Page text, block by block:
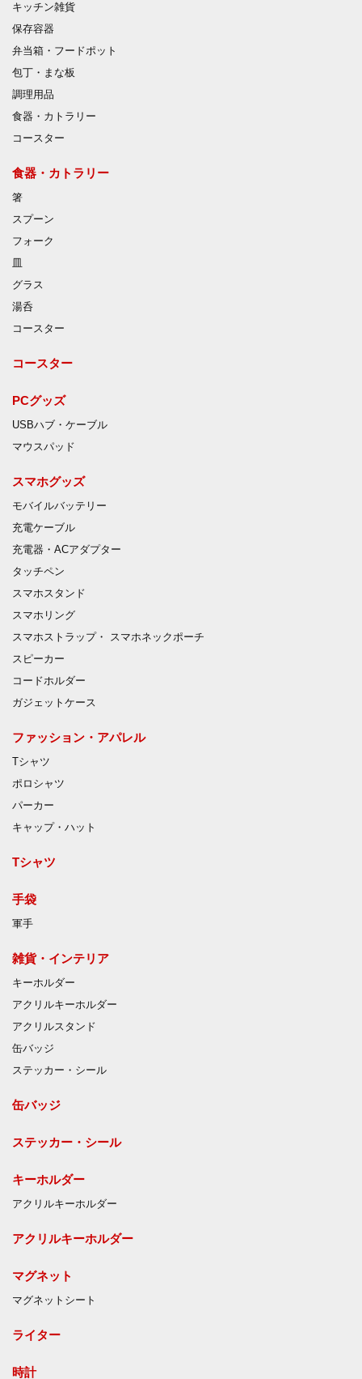
キッチン雑貨
保存容器
弁当箱・フードポット
包丁・まな板
調理用品
食器・カトラリー
コースター
食器・カトラリー
箸
スプーン
フォーク
グラス
湯呑
コースター
コースター
PCグッズ
USBハブ・ケーブル
マウスパッド
スマホグッズ
モバイルバッテリー
充電ケーブル
充電器・ACアダプター
タッチペン
スマホスタンド
スマホリング
スマホストラップ・ スマホネックポーチ
スピーカー
コードホルダー
ガジェットケース
ファッション・アパレル
Tシャツ
ポロシャツ
パーカー
キャップ・ハット
Tシャツ
手袋
軍手
雑貨・インテリア
キーホルダー
アクリルキーホルダー
アクリルスタンド
缶バッジ
ステッカー・シール
缶バッジ
ステッカー・シール
キーホルダー
アクリルキーホルダー
アクリルキーホルダー
マグネット
マグネットシート
ライター
時計